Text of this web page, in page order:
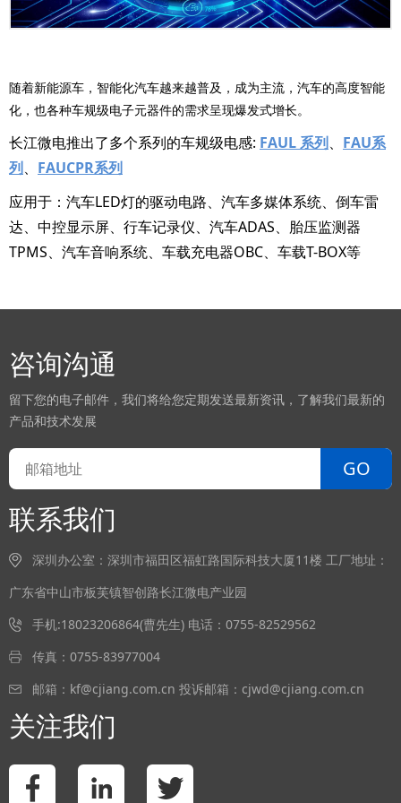
随着新能源车，智能化汽车越来越普及，成为主流，汽车的高度智能
化，也各种车规级电子元器件的需求呈现爆发式增长。
长江微电推出了多个系列的车规级电感: FAUL 系列、 FAU系
列、 FAUCPR系列
应用于：汽车LED灯的驱动电路、汽车多媒体系统、倒车雷
达、中控显示屏、行车记录仪、汽车ADAS、胎压监测器
TPMS、汽车音响系统、车载充电器OBC、车载T-BOX等
咨询沟通
留下您的电子邮件，我们将给您定期发送最新资讯，了解我们最新的
产品和技术发展
GO
联系我们
深圳办公室：深圳市福田区福虹路国际科技大厦11楼 工厂地址：
广东省中山市板芙镇智创路长江微电产业园
手机:18023206864(曹先生) 电话：0755-82529562
传真：0755-83977004
邮箱：kf@cjiang.com.cn 投诉邮箱：cjwd@cjiang.com.cn
关注我们